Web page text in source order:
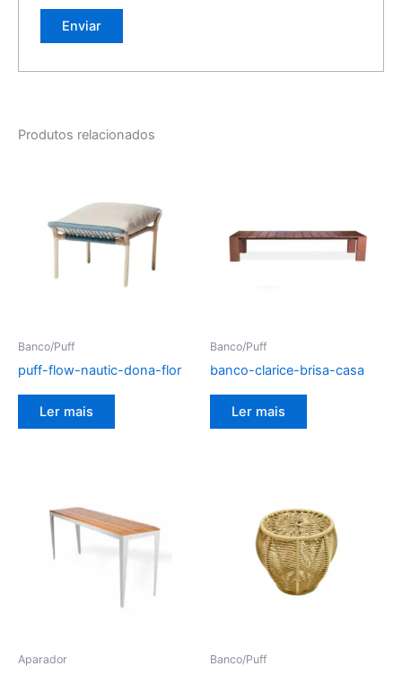
Produtos relacionados
Banco/Puff
puff-flow-nautic-dona-flor
Ler mais
Banco/Puff
banco-clarice-brisa-casa
Ler mais
Aparador Banco/Puff